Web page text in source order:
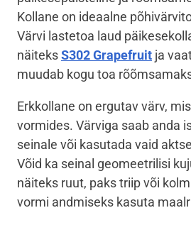
Kollane on ideaalne
Värvi lastetoa laud
näiteksS302 Grapefruit ja
muudab kogu toa
Erkkollane on ergutav värv,
vormides. Värviga saab anda
seinale või kasutada vaid
Võid ka seinal geomeetrilisi
näiteks ruut, paks triip või
vormi andmiseks kasuta